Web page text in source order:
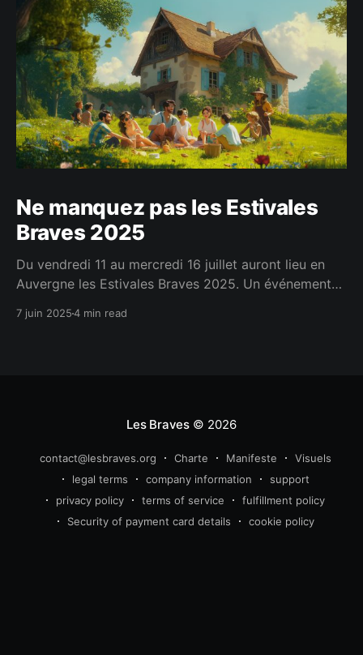
Ne manquez pas les Estivales
Braves 2025
Du vendredi 11 au mercredi 16 juillet auront lieu en
Auvergne les Estivales Braves 2025. Un événement
conviviaux et fraternels. C'est en se rencontrant
7 juin 20254 min read
Les Braves© 2026
contact@lesbraves.org Charte Manifeste
Visuels
legal terms
company information
support
privacy policy
terms of service
fulfillment policy
Security of payment card details
cookie policy